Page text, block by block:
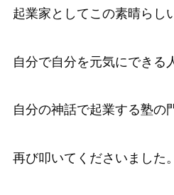
起業家としてこの素晴らし
自分で自分を元気にできる
自分の神話で起業する塾の
再び叩いてくださいました。